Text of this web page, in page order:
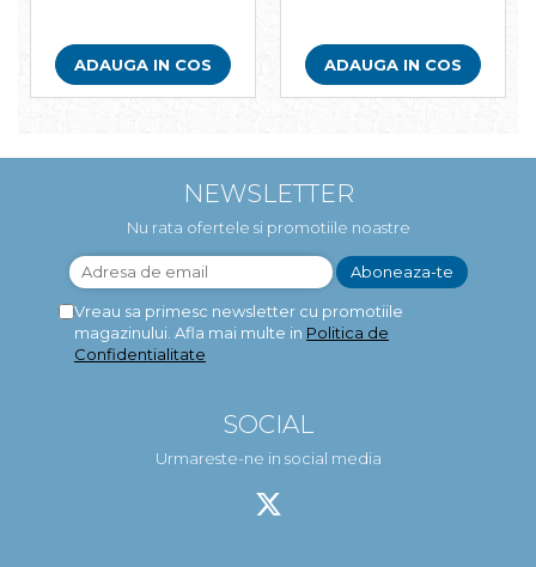
ADAUGA IN COS ADAUGA IN COS
NEWSLETTER
Nu rata ofertele si promotiile noastre
Vreau sa primesc newsletter cu promotiile
magazinului. Afla mai multe in Politica de
Confidentialitate
SOCIAL
Urmareste-ne in social media